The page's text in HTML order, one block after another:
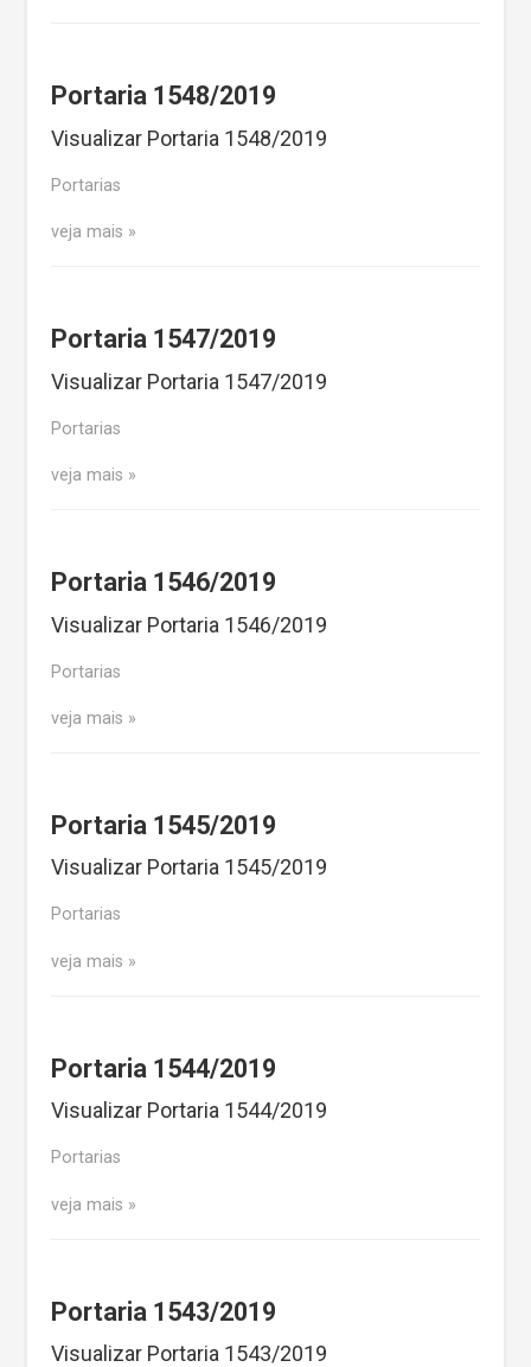
Portaria 1548/2019
Visualizar Portaria 1548/2019
Portarias
veja mais
Portaria 1547/2019
Visualizar Portaria 1547/2019
Portarias
veja mais
Portaria 1546/2019
Visualizar Portaria 1546/2019
Portarias
veja mais
Portaria 1545/2019
Visualizar Portaria 1545/2019
Portarias
veja mais
Portaria 1544/2019
Visualizar Portaria 1544/2019
Portarias
veja mais
Portaria 1543/2019
Visualizar Portaria 1543/2019